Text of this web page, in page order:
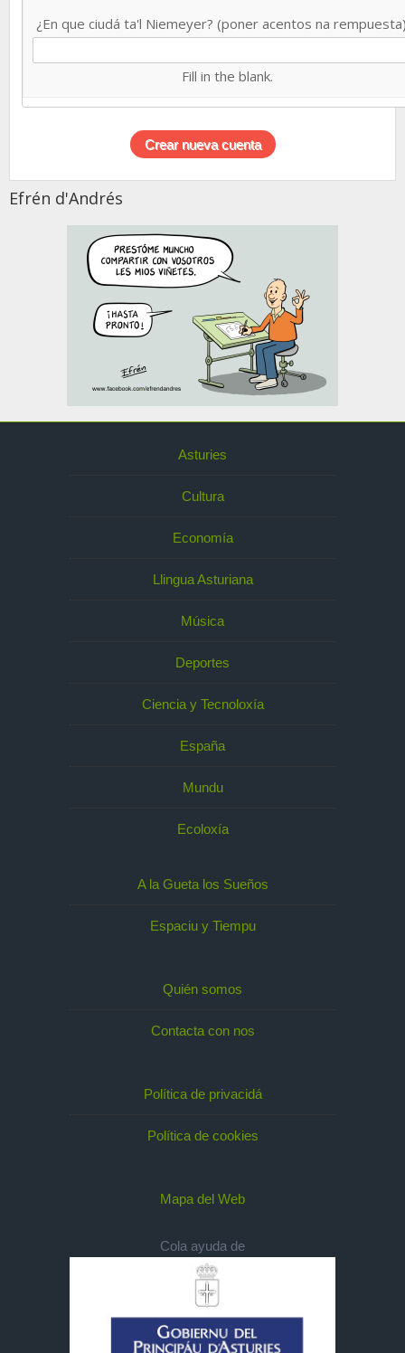
¿En que ciudá ta'l Niemeyer? (poner acentos na
Fill in the blank.
Efrén d'Andrés
Asturies
Cultura
Economía
Llingua Asturiana
Música
Deportes
Ciencia y Tecnoloxía
España
Mundu
Ecoloxía
A la Gueta los Sueños
Espaciu y Tiempu
Quién somos
Contacta con nos
Política de privacidá
Política de cookies
Mapa del Web
Cola ayuda de